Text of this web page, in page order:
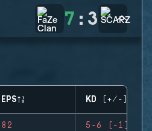
7 : 3
EPS KD (+/-)
82 5-6 (-1)